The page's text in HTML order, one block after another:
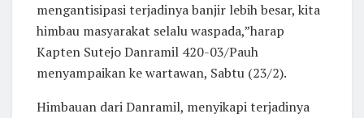
mengantisipasi terjadinya banjir lebih besar, kita
himbau masyarakat selalu waspada,”harap
Kapten Sutejo Danramil 420-03/Pauh
menyampaikan ke wartawan, Sabtu (23/2).
Himbauan dari Danramil, menyikapi terjadinya